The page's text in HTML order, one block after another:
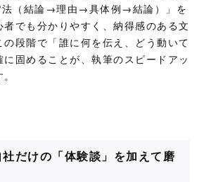
法（結論→理由→具体例→結論）」を
でも分かりやすく、納得感のある文
段階で「誰に何を伝え、どう動いて
固めることが、執筆のスピードアッ
社だけの「体験談」を加えて磨